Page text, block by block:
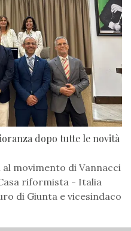
dopo tutte le novità
al movimento di Vannacci
riformista - Italia
di Giunta e vicesindaco